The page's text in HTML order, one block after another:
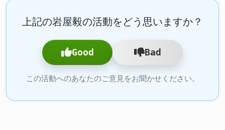
上記の岩屋毅の活動をどう思いますか？
Good Bad
この活動へのあなたのご意見をお聞かせください。